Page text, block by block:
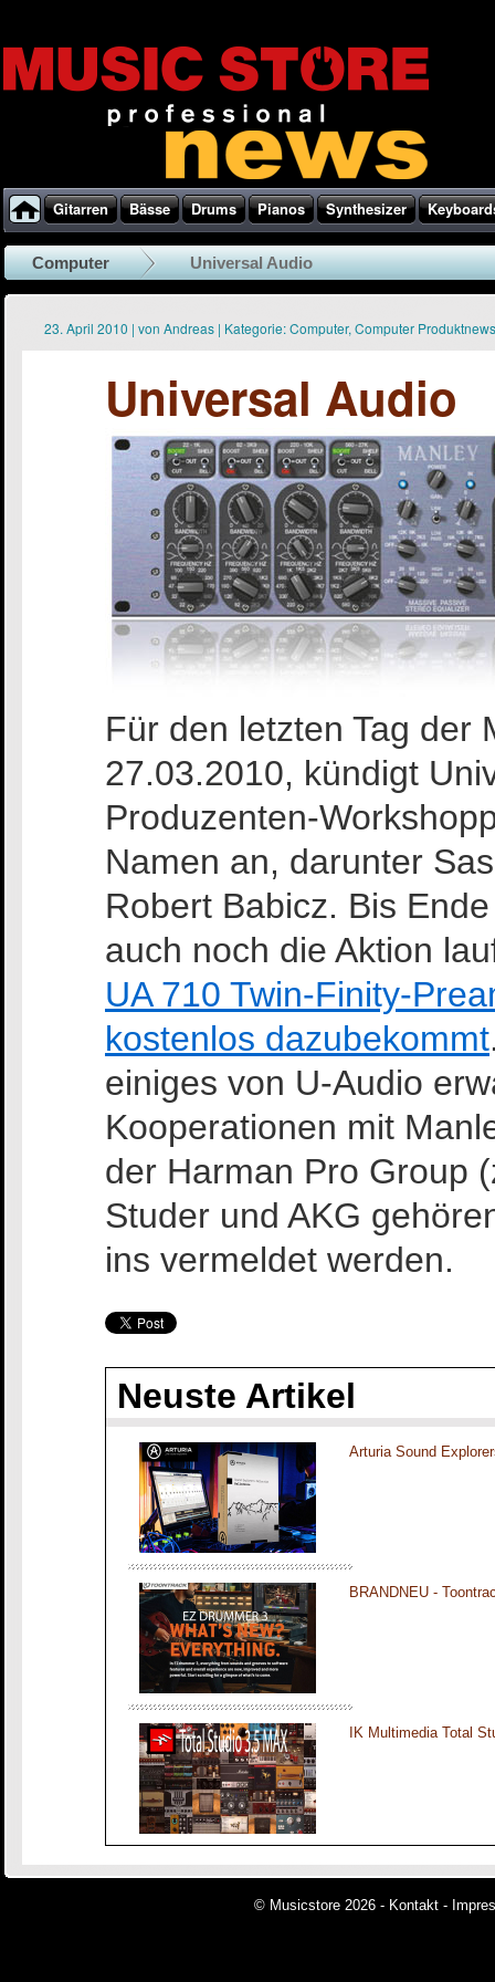
Gitarren Bässe Drums Pianos Synthesizer
Computer Universal Audio
23. April 2010 | von Andreas | Kategorie:Computer, Computer Produktnews
Universal Audio
Für den letzten Tag der
27.03.2010, kündigt
Produzenten-
Namen an, darunter
Robert Babicz. Bis
auch noch die Aktion
UA 710 Twin-Finity-
kostenlos dazubekommt
einiges von U-Audio
Kooperationen mit
der Harman Pro Group
Studer und AKG
ins vermeldet werden.
Neuste Artikel
Arturia Sound
BRANDNEU -
IK Multimedia Total
© Musicstore 2026 - Kontakt -